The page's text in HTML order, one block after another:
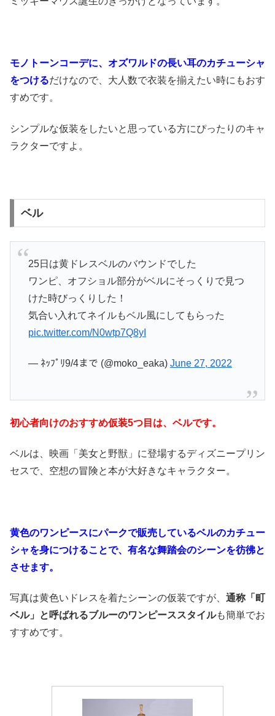
モノトーンコーデに、オズワルドの長い耳のカチューシャ
をつけるだけなので、大人数で衣装を揃えたい時にもおす
すめです。
シンプルな仮装をしたいと思っている方にぴったりのキャ
ラクターですよ。
ベル
25日は黄ドレスベルのバウンドでした
ワンピ、オフショル部分がベルにそっくりで見つ
けた時びっくりした！
気合い入れてネイルもベル風にしてもらった
pic.twitter.com/N0wtp7Q8yI
— ﾈｯﾌﾟﾘ9/4まで (@moko_eaka) June 27, 2022
初心者向けのおすすめ仮装5つ目は、ベルです。
ベルは、映画「美女と野獣」に登場するディズニープリン
セスで、空想の冒険と本が大好きなキャラクター。
黄色のワンピースにパークで販売しているベルのカチュー
シャを身につけることで、有名な舞踏会のシーンを彷彿と
させます。
写真は黄色いドレスを着たシーンの仮装ですが、 通称「町
ベル」と呼ばれるブルーのワンピーススタイルも簡単でお
すすめです。